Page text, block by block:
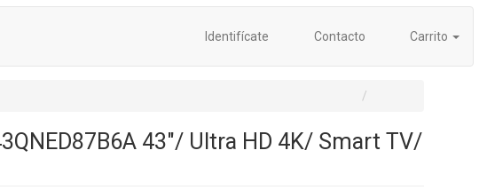
Identifícate Contacto Carrito
43"/ Ultra HD 4K/ Smart TV/